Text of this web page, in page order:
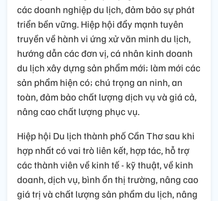
các doanh nghiệp du lịch, đảm bảo sự phát
triển bền vững. Hiệp hội đẩy mạnh tuyên
truyền về hành vi ứng xử văn minh du lịch,
hướng dẫn các đơn vị, cá nhân kinh doanh
du lịch xây dựng sản phẩm mới; làm mới các
sản phẩm hiện có; chú trọng an ninh, an
toàn, đảm bảo chất lượng dịch vụ và giá cả,
nâng cao chất lượng phục vụ.
Hiệp hội Du lịch thành phố Cần Thơ sau khi
hợp nhất có vai trò liên kết, hợp tác, hỗ trợ
các thành viên về kinh tế - kỹ thuật, về kinh
doanh, dịch vụ, bình ổn thị trường, nâng cao
giá trị và chất lượng sản phẩm du lịch, nâng